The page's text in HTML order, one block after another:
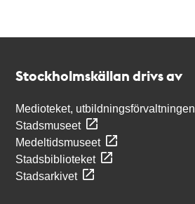
Stockholmskällan drivs av
Medioteket, utbildningsförvaltningen
Stadsmuseet
Medeltidsmuseet
Stadsbiblioteket
Stadsarkivet